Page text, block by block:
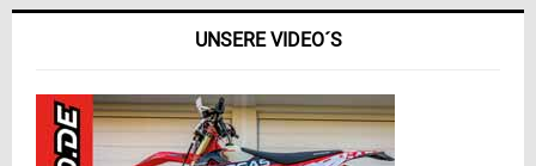
UNSERE VIDEO´S